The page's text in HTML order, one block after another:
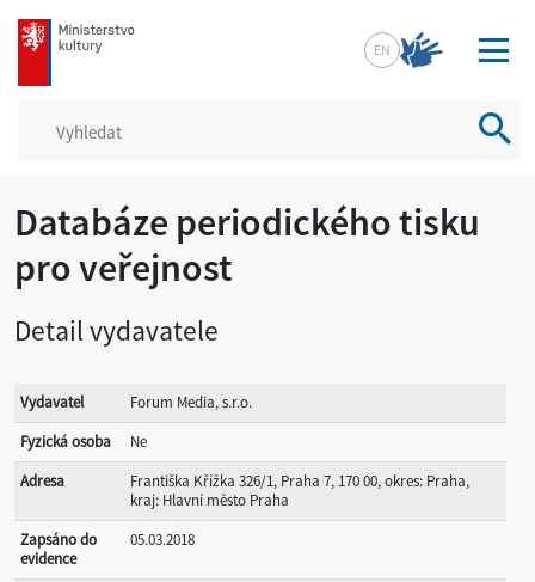
mkcr.cz
EN
Databáze periodického tisku
pro veřejnost
Detail vydavatele
Vydavatel
Forum Media, s.r.o.
Fyzická osoba
Ne
Adresa
Františka Křížka 326/1, Praha 7, 170 00, okres: Praha,
kraj: Hlavní město Praha
Zapsáno do
evidence
05.03.2018